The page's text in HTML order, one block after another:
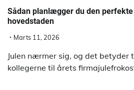
Sådan planlægger du den
hovedstaden
Marts 11, 2026
Julen nærmer sig, og det betyder
kollegerne til årets